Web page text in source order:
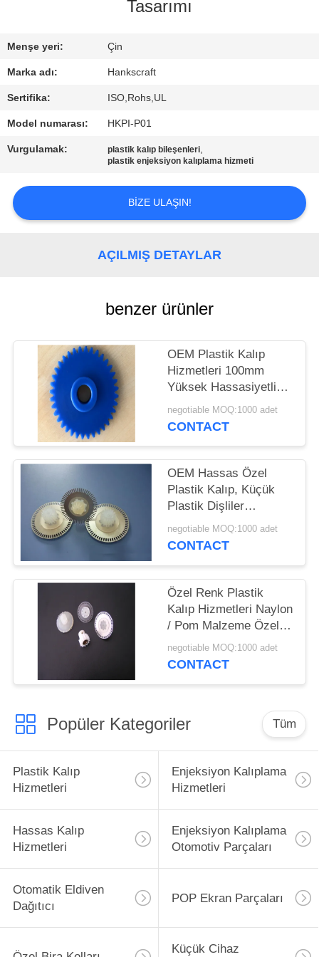
BIZE
ULAŞIN
BIR
TEKLIF
SITE
Tasarımı
Menşe yeri: Çin
Marka adı: Hankscraft
Sertifika: ISO,Rohs,UL
Model numarası: HKPI-P01
Vurgulamak: plastik kalıp bileşenleri,
plastik enjeksiyon kalıplama hizmeti
BIZE ULAŞIN!
AÇILMIŞ DETAYLAR
benzer ürünler
OEM Plastik Kalıp
Hizmetleri 100mm
Yüksek Hassasiyetli
POM Dişli Kalıp
Tasarımı
negotiable MOQ:1000 adet
CONTACT
OEM Hassas Özel
Plastik Kalıp, Küçük
Plastik Dişliler
Genişliği 25mm
negotiable MOQ:1000 adet
CONTACT
Özel Renk Plastik
Kalıp Hizmetleri Naylon
/ Pom Malzeme Özel
Renk
negotiable MOQ:1000 adet
CONTACT
Popüler Kategoriler Tüm
Plastik Kalıp
Hizmetleri
Enjeksiyon Kalıplama
Hizmetleri
Hassas Kalıp
Hizmetleri
Enjeksiyon Kalıplama
Otomotiv Parçaları
Otomatik Eldiven
Dağıtıcı
POP Ekran Parçaları
Küçük Cihaz